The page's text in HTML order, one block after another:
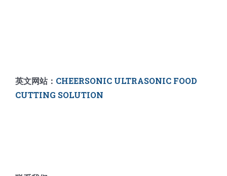
英文网站： CHEERSONIC ULTRASONIC FOOD
CUTTING SOLUTION